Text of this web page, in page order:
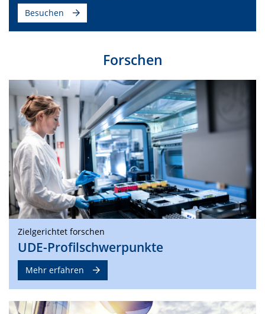
Besuchen
Forschen
Zielgerichtet forschen
UDE-Profilschwerpunkte
Mehr erfahren